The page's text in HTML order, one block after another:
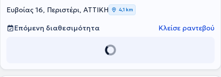
Ευβοίας 16, Περιστέρι, ΑΤΤΙΚΗ 4,1 km
Επόμενη διαθεσιμότητα Κλείσε ραντεβού